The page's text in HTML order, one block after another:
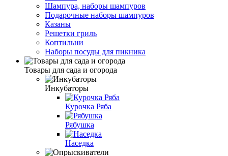
Шампура, наборы шампуров
Подарочные наборы шампуров
Казаны
Решетки гриль
Коптильни
Наборы посуды для пикника
Товары для сада и огорода
Инкубаторы
Курочка Ряба
Рябушка
Наседка